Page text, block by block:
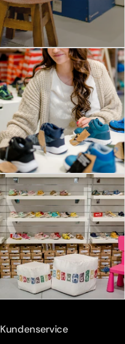
Kundenservice